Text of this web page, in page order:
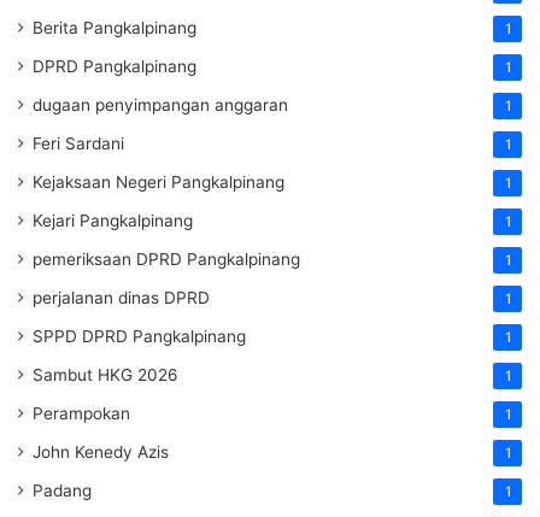
Berita Pangkalpinang 1
DPRD Pangkalpinang 1
dugaan penyimpangan anggaran 1
Feri Sardani 1
Kejaksaan Negeri Pangkalpinang 1
Kejari Pangkalpinang 1
pemeriksaan DPRD Pangkalpinang 1
perjalanan dinas DPRD 1
SPPD DPRD Pangkalpinang 1
Sambut HKG 2026 1
Perampokan 1
John Kenedy Azis 1
Padang 1